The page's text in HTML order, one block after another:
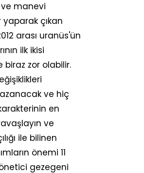
ve manevi
yaparak çıkan
arası uranüs'ün
ilk ikisi
zor olabilir.
ve hiç
en
ve
ile bilinen
önemi 11
gezegeni